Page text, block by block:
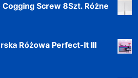
Screw 8Szt. Różne
Różowa Perfect-It III